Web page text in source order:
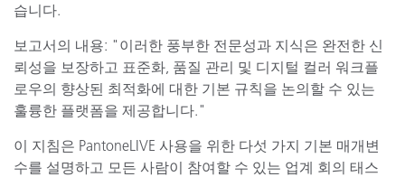
습니다.
보고서의 내용: "이러한 풍부한 전문성과 지식은 완전한 신
뢰성을 보장하고 표준화, 품질 관리 및 디지털 컬러 워크플
로우의 향상된 최적화에 대한 기본 규칙을 논의할 수 있는
훌륭한 플랫폼을 제공합니다."
이 지침은 PantoneLIVE 사용을 위한 다섯 가지 기본 매개변
수를 설명하고 모든 사람이 참여할 수 있는 업계 회의 태스